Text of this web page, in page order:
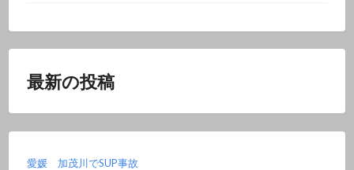
最新の投稿
愛媛 加茂川でSUP事故